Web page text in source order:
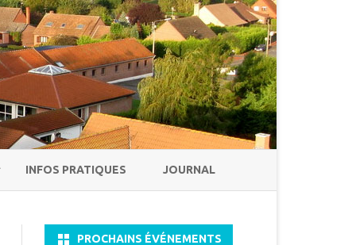
INFOS PRATIQUES JOURNAL
PROCHAINS ÉVÉNEMENTS